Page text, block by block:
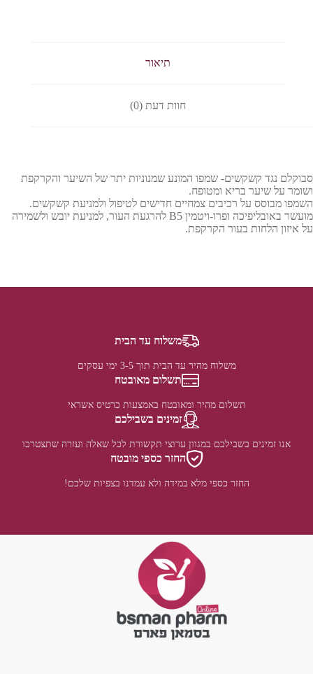
תיאור
חוות דעת (0)
סבוקלם נגד קשקשים- שמפו המונע שמנוניות יתר של השיער והקרקפת
ושומר על שיער בריא ומטופח.
השמפו מבוסס על רכיבים צמחיים חדישים לטיפול ולמניעת קשקשים.
מועשר באובליפיכה ופרו-ויטמין B5 להרגעת העור, למניעת יובש ולשמירה
על איזון הלחות בעור הקרקפת.
משלוח עד הבית
משלוח מהיר עד הבית תוך 3-5 ימי עסקים
תשלום מאובטח
תשלום מהיר ומאובטח באמצעות כרטיס אשראי
זמינים בשבילכם
אנו זמינים בשבילכם במגוון ערוצי תקשורת לכל שאלה ועזרה שתצטרכו
החזר כספי מובטח
החזר כספי מלא במידה ולא עמדנו בצפיות שלכם!